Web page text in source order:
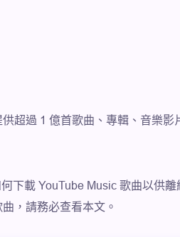
超過 1 億首歌曲、專輯、音樂
下載 YouTube Music 歌曲以供
，請務必查看本文。